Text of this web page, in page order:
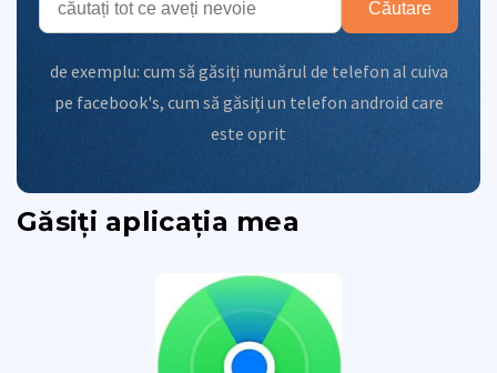
Căutare
de exemplu: cum să găsiți numărul de telefon al cuiva
pe facebook's, cum să găsiți un telefon android care
este oprit
Găsiți aplicația mea